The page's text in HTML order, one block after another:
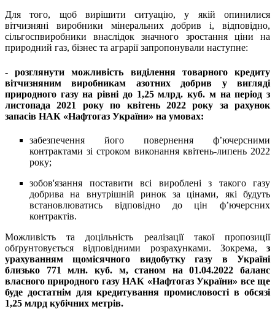
Для того, щоб вирішити ситуацію, у якій опинилися
вітчизняні виробники мінеральних добрив і, відповідно,
сільгоспвиробники внаслідок значного зростання ціни на
природний газ, бізнес та аграрії запропонували наступне:
- розглянути можливість виділення товарного кредиту
вітчизняним виробникам азотних добрив у вигляді
природного газу на рівні до 1,25 млрд. куб. м на період з
листопада 2021 року по квітень 2022 року за рахунок
запасів НАК «Нафтогаз України» на умовах:
забезпечення його повернення ф’ючерсними
контрактами зі строком виконання квітень-липень 2022
року;
зобов'язання поставити всі вироблені з такого газу
добрива на внутрішній ринок за цінами, які будуть
встановлюватись відповідно до цін ф’ючерсних
контрактів.
Можливість та доцільність реалізації такої пропозиції
обґрунтовується відповідними розрахунками. Зокрема, з
урахуванням щомісячного видобутку газу в Україні
близько 771 млн. куб. м, станом на 01.04.2022 баланс
власного природного газу НАК «Нафтогаз України» все ще
буде достатнім для кредитування промисловості в обсязі
1,25 млрд кубічних метрів.